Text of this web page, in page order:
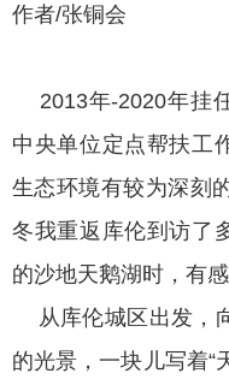
作者/张铜会
2013年-2020年挂
中央单位定点帮扶工
生态环境有较为深刻
冬我重返库伦到访了
的沙地天鹅湖时，有
从库伦城区出发，
的光景，一块儿写着“